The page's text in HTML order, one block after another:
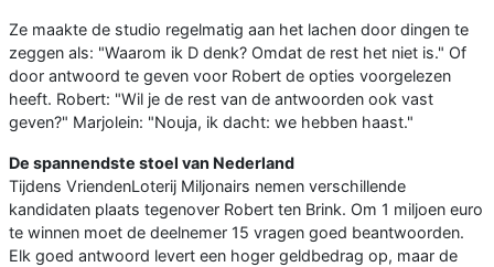
Ze maakte de studio regelmatig aan het lachen door dingen te
zeggen als: "Waarom ik D denk? Omdat de rest het niet is." Of
door antwoord te geven voor Robert de opties voorgelezen
heeft. Robert: "Wil je de rest van de antwoorden ook vast
geven?" Marjolein: "Nouja, ik dacht: we hebben haast."
De spannendste stoel van Nederland
Tijdens VriendenLoterij Miljonairs nemen verschillende
kandidaten plaats tegenover Robert ten Brink. Om 1 miljoen euro
te winnen moet de deelnemer 15 vragen goed beantwoorden.
Elk goed antwoord levert een hoger geldbedrag op, maar de